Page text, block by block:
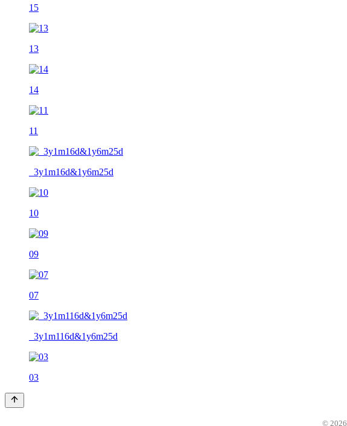
15
13
14
11
_3y1m16d&1y6m25d
10
09
07
_3y1m116d&1y6m25d
03
© 2026